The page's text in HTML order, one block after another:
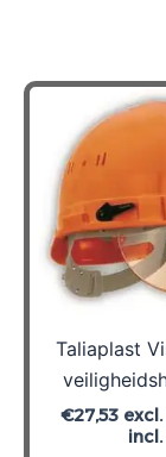
Taliaplast
€27,53excl.